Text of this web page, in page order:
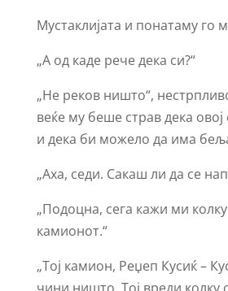
Мустаклијата и понатаму го
„А од каде рече дека си?“
„Не реков ништо“,
веќе му беше страв дека
и дека би можело да има
„Аха, седи. Сакаш ли да се
„Подоцна, сега кажи ми
камионот.“
„Тој камион, Реџеп Кусиќ –